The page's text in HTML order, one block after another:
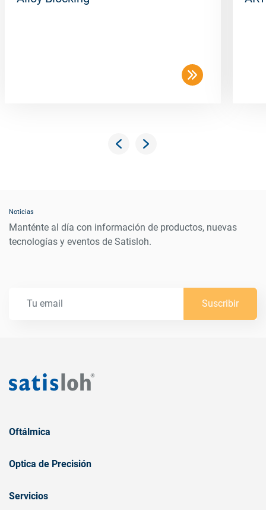
Noticias
Manténte al día con información de productos, nuevas
tecnologías y eventos de Satisloh.
Suscribir
Oftálmica
Optica de Precisión
Servicios